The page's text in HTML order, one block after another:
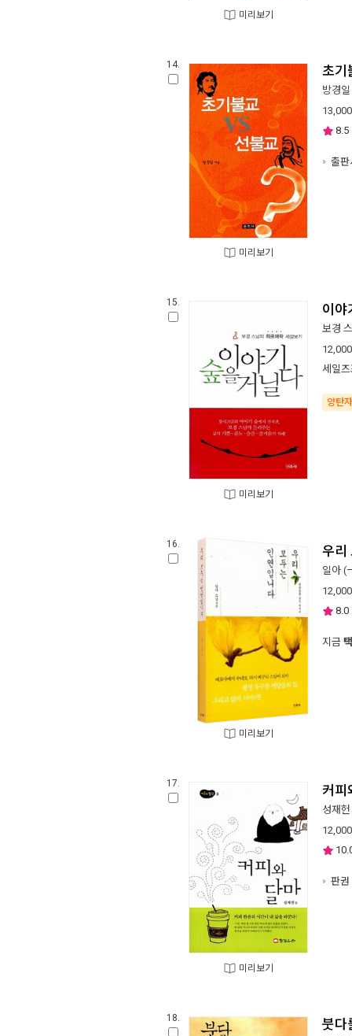
미리보기
14.
미리보기
초기
방경일
13,000
8.5
출판
15.
미리보기
이야
보경
12,000
세일
양탄
16.
미리보기
우리
일아 (
12,000
8.0
지금
17.
미리보기
커피
성재헌
12,000
판권
18. 붓다